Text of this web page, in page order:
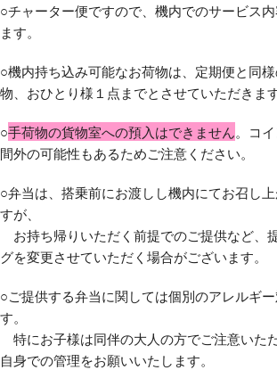
○チャーター便ですので、機内でのサービス
ます。
○機内持ち込み可能なお荷物は、定期便と同
物、おひとり様１点までとさせていただきます
○手荷物の貨物室への預入はできません。コ
間外の可能性もあるためご注意ください。
○弁当は、搭乗前にお渡しし機内にてお召し
すが、
お持ち帰りいただく前提でのご提供など、
グを変更させていただく場合がございます。
○ご提供する弁当に関しては個別のアレルギ
す。
特にお子様は同伴の大人の方でご注意いた
自身での管理をお願いいたします。